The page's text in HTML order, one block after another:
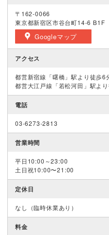
〒162-0066
東京都新宿区市谷台町14-6 B1F
Googleマップ
アクセス
都営新宿線「曙橋」駅より徒歩6
都営大江戸線「若松河田」駅よ
電話
03-6273-2813
営業時間
平日10:00～23:00
土日祝10:00〜21:00
定休日
なし（臨時休業あり）
料金